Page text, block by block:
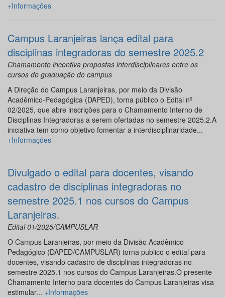
+Informações
Campus Laranjeiras lança edital para
disciplinas integradoras do semestre 2025.2
Chamamento incentiva propostas interdisciplinares entre os
cursos de graduação do campus
A Direção do Campus Laranjeiras, por meio da Divisão
Acadêmico-Pedagógica (DAPED), torna público o Edital nº
02/2025, que abre inscrições para o Chamamento Interno de
Disciplinas Integradoras a serem ofertadas no semestre 2025.2.A
iniciativa tem como objetivo fomentar a interdisciplinaridade...
+Informações
Divulgado o edital para docentes, visando
cadastro de disciplinas integradoras no
semestre 2025.1 nos cursos do Campus
Laranjeiras.
Edital 01/2025/CAMPUSLAR
O Campus Laranjeiras, por meio da Divisão Acadêmico-
Pedagógico (DAPED/CAMPUSLAR) torna publico o edital para
docentes, visando cadastro de disciplinas integradoras no
semestre 2025.1 nos cursos do Campus Laranjeiras.O presente
Chamamento Interno para docentes do Campus Laranjeiras visa
estimular... +Informações